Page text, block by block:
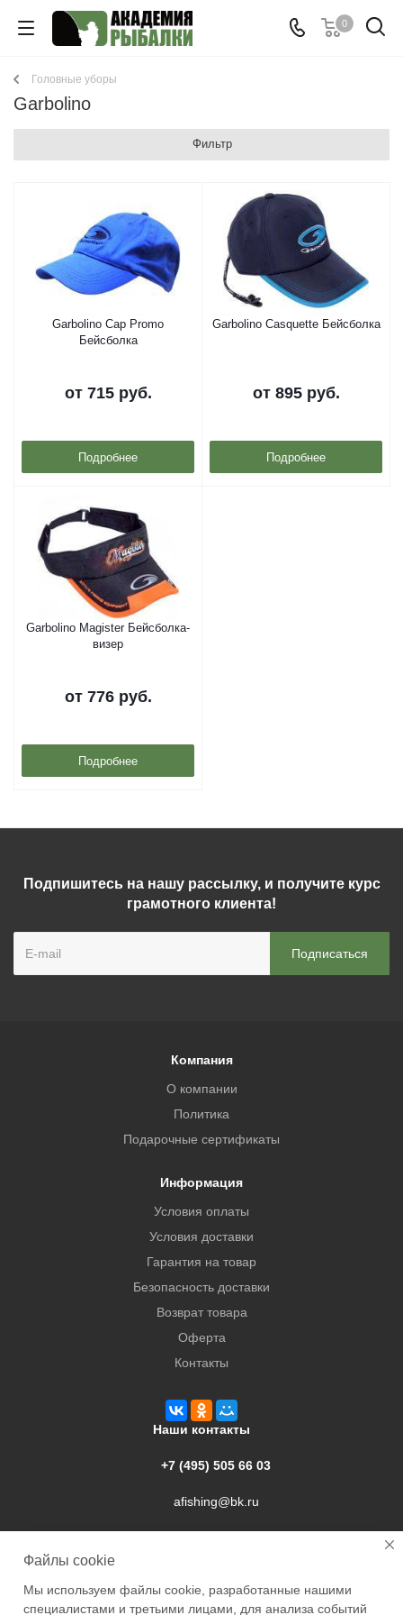
0
Головные уборы
Garbolino
Фильтр
Garbolino Cap Promo
Бейсболка
от 715 руб.
Подробнее
Garbolino Casquette Бейсболка
от 895 руб.
Подробнее
Garbolino Magister Бейсболка-
визер
от 776 руб.
Подробнее
Подпишитесь на нашу рассылку, и получите курс
грамотного клиента!
Компания
О компании
Политика
Подарочные сертификаты
Информация
Условия оплаты
Условия доставки
Гарантия на товар
Безопасность доставки
Возврат товара
Оферта
Контакты
Наши контакты
+7 (495) 505 66 03
afishing@bk.ru
Файлы cookie
Мы используем файлы cookie, разработанные нашими
специалистами и третьими лицами, для анализа событий